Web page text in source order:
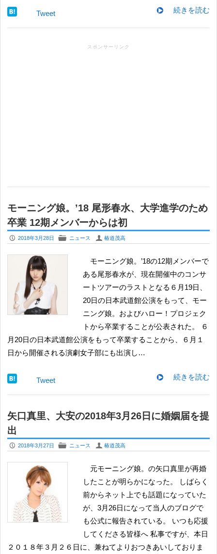
続きを読む
Tweet
スポンサーリンク
モーニング娘。’18 尾形春水、大学進学のため
卒業 12期メンバーからは初
P 2018年3月28日 F ニュース U 椿道茂高
ある尾形春水が、現在開催中のコンサ
ートツアーのラストとなる６月19日、
20日の日本武道館公演をもって、モー
ニング娘。およびハロー！プロジェク
トから卒業することが公表された。 ６
月20日の日本武道館公演をもって卒業することから、６月１
日から開催される演劇女子部にも出演し…
続きを読む
Tweet
矢口真里、大安の2018年3月26日に婚姻届を提
出
P 2018年3月27日 F ニュース U 椿道茂高
元モーニング娘。の矢口真里が再婚
したことが明らかになった。 しばらく
前からネット上でも話題になっていた
が、3月26日になって当人のブログで
も公式に報告されている。 いつも応援
してくださる皆様へ 私事ですが、本日
２０１８年３月２６日に、兼ねてよりおつきあいしておりま